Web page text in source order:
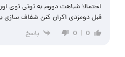
احتمالا شباهت دووم به تونی توی
قبل دومزدی اکران کنن شفاف سازی
0
0 پاسخ